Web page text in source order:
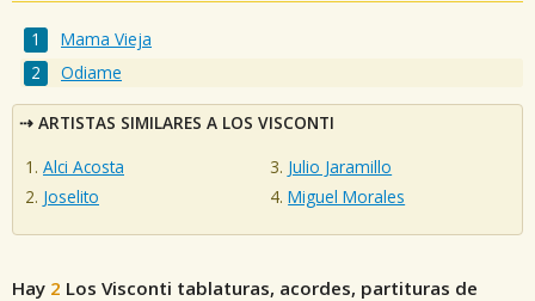
Mama Vieja
Odiame
ARTISTAS SIMILARES A LOS VISCONTI
Alci Acosta
Joselito
Julio Jaramillo
Miguel Morales
Hay 2 Los Visconti tablaturas, acordes, partituras de